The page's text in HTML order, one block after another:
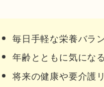
毎日手軽な栄養バラ
年齢とともに気にな
将来の健康や要介護